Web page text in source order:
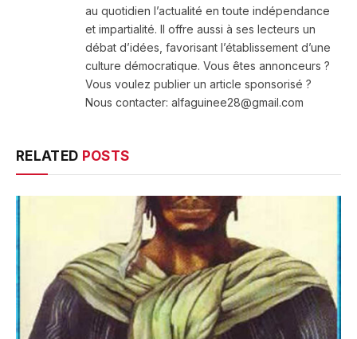
au quotidien l’actualité en toute indépendance
et impartialité. Il offre aussi à ses lecteurs un
débat d’idées, favorisant l’établissement d’une
culture démocratique. Vous êtes annonceurs ?
Vous voulez publier un article sponsorisé ?
Nous contacter: alfaguinee28@gmail.com
RELATED POSTS